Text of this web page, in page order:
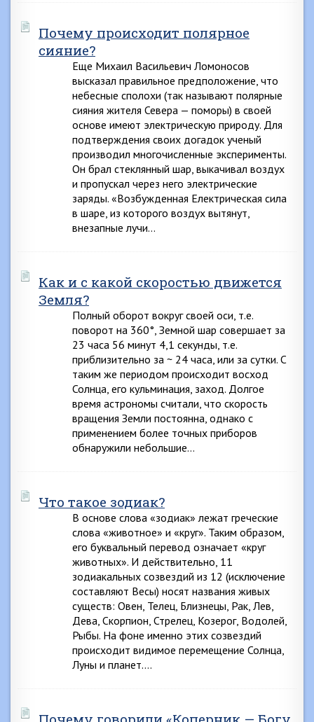
Почему происходит полярное
сияние?
Еще Михаил Васильевич Ломоносов
высказал правильное предположение, что
небесные сполохи (так называют полярные
сияния жителя Севера — поморы) в своей
основе имеют электрическую природу. Для
подтверждения своих догадок ученый
производил многочисленные эксперименты.
Он брал стеклянный шар, выкачивал воздух
и пропускал через него электрические
заряды. «Возбужденная Електрическая сила
в шаре, из которого воздух вытянут,
внезапные лучи…
Как и с какой скоростью движется
Земля?
Полный оборот вокруг своей оси, т.е.
поворот на 360°, Земной шар совершает за
23 часа 56 минут 4,1 секунды, т.е.
приблизительно за ~ 24 часа, или за сутки. С
таким же периодом происходит восход
Солнца, его кульминация, заход. Долгое
время астрономы считали, что скорость
вращения Земли постоянна, однако с
применением более точных приборов
обнаружили небольшие…
Что такое зодиак?
В основе слова «зодиак» лежат греческие
слова «животное» и «круг». Таким образом,
его буквальный перевод означает «круг
животных». И действительно, 11
зодиакальных созвездий из 12 (исключение
составляют Весы) носят названия живых
существ: Овен, Телец, Близнецы, Рак, Лев,
Дева, Скорпион, Стрелец, Козерог, Водолей,
Рыбы. На фоне именно этих созвездий
происходит видимое перемещение Солнца,
Луны и планет….